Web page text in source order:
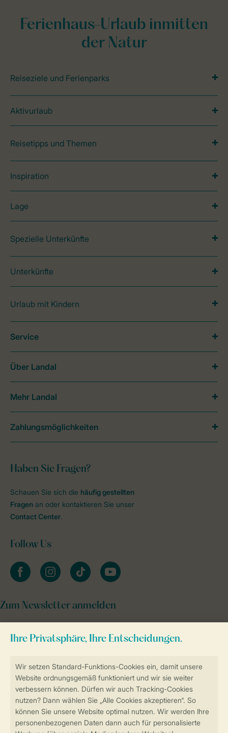
Sicher und schnell zur Online-Buchung
Sichere Datenübertragung
Sicheres Bezahlen
Ferienhaus-Urlaub inmitten
der Natur
Reiseziele und Ferienparks
Aktivurlaub
Reisetipps und Themen
Inspiration
Lage
Spezielle Unterkünfte
Unterkünfte
Urlaub mit Kindern
Haben Sie Fragen?
Schauen Sie sich die häufig gestellten
Fragen an oder kontaktieren Sie unser
Contact Center.
Follow Us
facebookinstagramtiktok youtube
Zum Newsletter anmelden
Service
Über Landal
Mehr Landal
Zahlungsmöglichkeiten